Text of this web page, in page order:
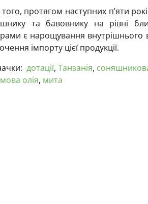
протягом наступних п’яти
та бавовнику на рівні
є нарощування внутрішнього
імпорту цієї продукції.
дотації, Танзанія,
олія, мита